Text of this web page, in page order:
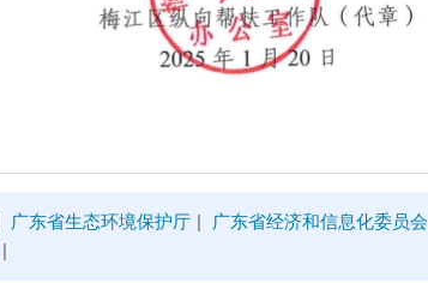
广东省生态环境保护厅 | 广东省经济和信息化委员会
|